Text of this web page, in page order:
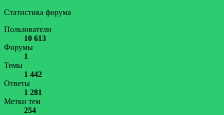
Статистика форума
Пользователи
10 613
Форумы
1
Темы
1 442
Ответы
1 281
Метки тем
254